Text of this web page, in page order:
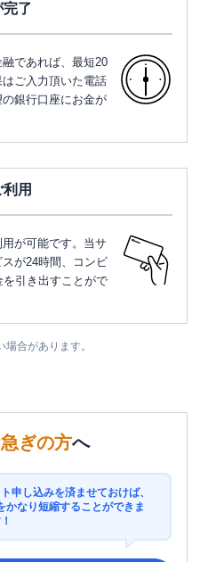
了
であれば、最短20
ご入力頂いた電話
銀行口座にお金が
用
が可能です。当サ
が24時間、コンビ
引き出すことがで
合があります。
ぎの方へ
申し込みを済ませておけば、
かなり短縮することができま